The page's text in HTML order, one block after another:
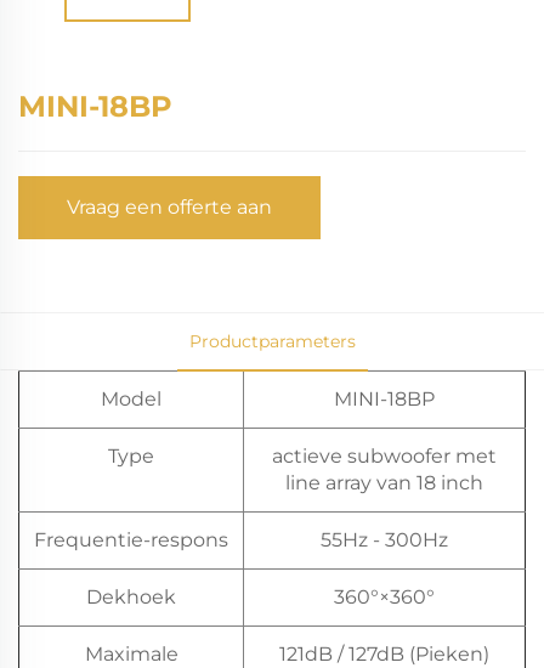
MINI-18BP
Vraag een offerte aan
Productparameters
Model MINI-18BP
Type
actieve subwoofer met
line array van 18 inch
Frequentie-respons 55Hz - 300Hz
Dekhoek 360°×360°
Maximale
121dB / 127dB (Pieken)